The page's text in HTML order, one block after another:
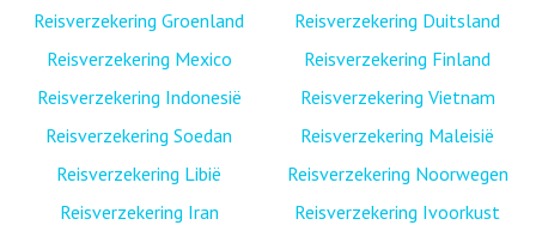
Reisverzekering Groenland
Reisverzekering Mexico
Reisverzekering Indonesië
Reisverzekering Soedan
Reisverzekering Libië
Reisverzekering Iran
Reisverzekering Duitsland
Reisverzekering Finland
Reisverzekering Vietnam
Reisverzekering Maleisië
Reisverzekering Noorwegen
Reisverzekering Ivoorkust